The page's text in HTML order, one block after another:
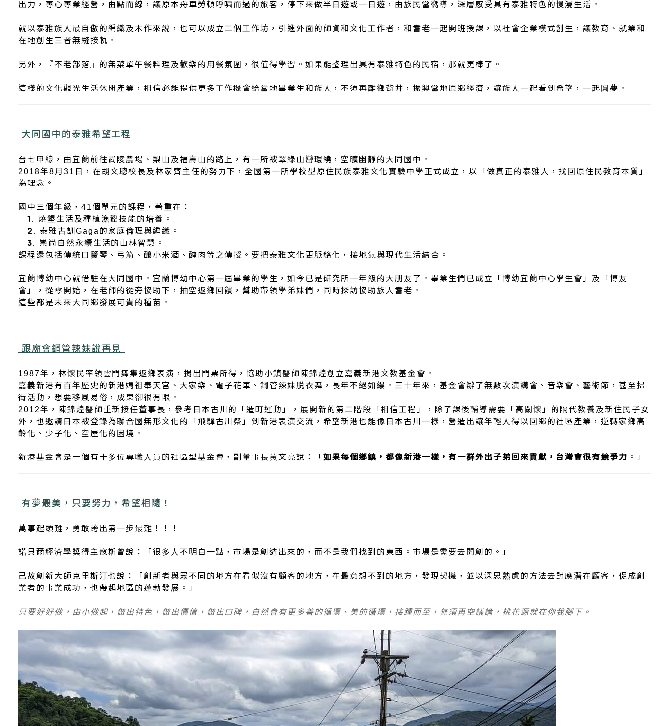
出力，專心專業經營，由點而線，讓原本舟車勞頓呼嘯而過的旅客，停下來做半日遊或一日遊，由族民當嚮導，深層感受具有泰雅特色的慢漫生活。
就以泰雅族人最自傲的編織及木作來說，也可以成立二個工作坊，引進外面的師資和文化工作者，和耆老一起開班授課，以社會企業模式創生，讓教育、就業和
在地創生三者無縫接軌。
另外，『不老部落』的無菜單午餐料理及歡樂的用餐氛圍，很值得學習。如果能整理出具有泰雅特色的民宿，那就更棒了。
這樣的文化觀光生活休閒產業，相信必能提供更多工作機會給當地畢業生和族人，不須再離鄉背井，振興當地原鄉經濟，讓族人一起看到希望，一起圓夢。
大同國中的泰雅希望工程
台七甲線，由宜蘭前往武陵農場、梨山及福壽山的路上，有一所被翠綠山巒環繞，空曠幽靜的大同國中。
2018年8月 31 日，在胡文聰校長及林家齊主任的努力下，全國第一所學校型原住民族泰雅文化實驗中學正式成立，以「做真正的泰雅人，找回原住民教育本質」
為理念。
國中三個年級， 41個單元的課程，著重在：
1. 燒墾生活及種植漁獵技能的培養。
2. 泰雅古訓 Gaga 的家庭倫理與編織。
3. 崇尚自然永續生活的山林智慧。
課程還包括傳統口簧琴、弓箭、釀小米酒、醃肉等之傳授。要把泰雅文化更脈絡化，接地氣與現代生活結合。
宜蘭博幼中心就借駐在大同國中。宜蘭博幼中心第一屆畢業的學生，如今已是研究所一年級的大朋友了。畢業生們已成立「博幼宜蘭中心學生會」及「博友
會」，從零開始，在老師的從旁協助下，抽空返鄉回饋，幫助帶領學弟妹們，同時探訪協助族人耆老。
這些都是未來大同鄉發展可貴的種苗。
跟廟會鋼管辣妹說再見
1987年，林懷民率領雲門舞集返鄉表演，捐出門票所得，協助小鎮醫師陳錦煌創立嘉義新港文教基金會。
嘉義新港有百年歷史的新港媽祖奉天宮、大家樂、電子花車、鋼管辣妹脱衣舞，長年不絕如縷。三十年來，基金會辦了無數次演講會、音樂會、藝術節，甚至掃
街活動，想要移風易俗，成果卻很有限。
2012年，陳錦煌醫師重新接任董事長，參考日本古川的「造町運動」，展開新的第二階段「相信工程」，除了課後輔導需要「高關懷」的隔代教養及新住民子女
外，也邀請日本被登錄為聯合國無形文化的「飛驒古川祭」到新港表演交流，希望新港也能像日本古川一樣，營造出讓年輕人得以回鄉的社區產業，逆轉家鄉高
齡化、少子化、空屋化的困境。
新港基金會是一個有十多位專職人員的社區型基金會，副董事長黃文亮說：「如果每個鄉鎮，都像新港一樣，有一群外出子弟回來貢獻，台灣會很有競爭力 。」
有夢最美，只要努力，希望相隨！
萬事起頭難，勇敢跨出第一步最難！！！
諾貝爾經濟學獎得主寇斯曾說：「很多人不明白一點，市場是創造出來的，而不是我們找到的東西。市場是需要去開創的。」
己故創新大師克里斯汀也說：「創新者與眾不同的地方在看似沒有顧客的地方，在最意想不到的地方，發現契機，並以深思熟慮的方法去對應潛在顧客，促成創
業者的事業成功，也帶起地區的蓬勃發展。」
只要好好做，由小做起，做出特色，做出價值，做出口碑，自然會有更多善的循環、美的循環，接踵而至，無須再空議論，桃花源就在你我腳下。